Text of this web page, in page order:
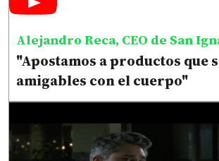
Alejandro Reca, CEO de San
"Apostamos a productos que
amigables con el cuerpo"